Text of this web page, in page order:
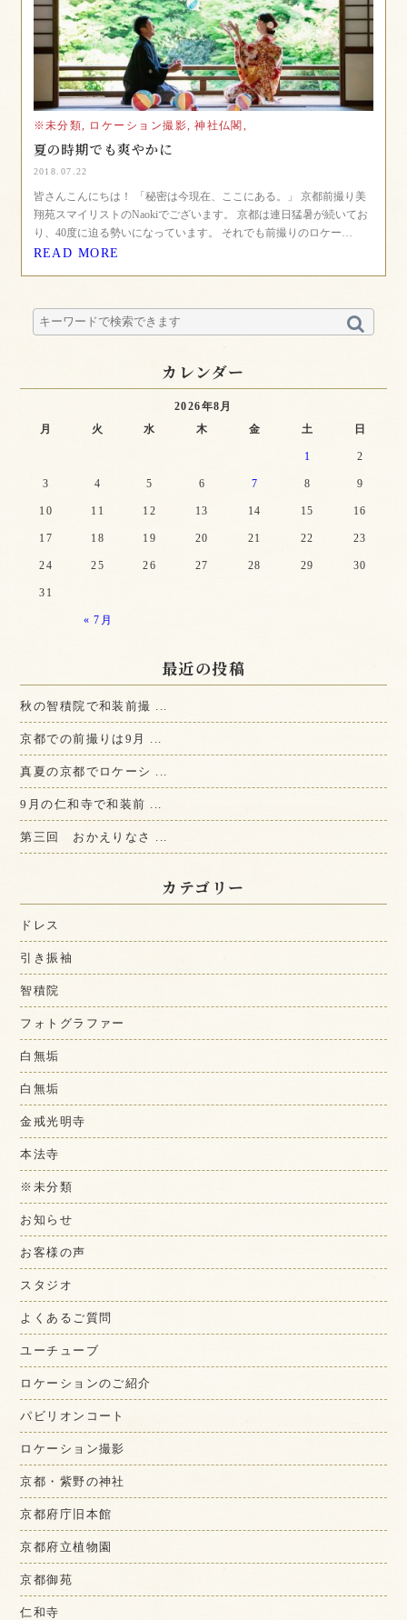
※未分類, ロケーション撮影, 神社仏閣,
夏の時期でも爽やかに
2018.07.22
皆さんこんにちは！ 「秘密は今現在、ここにある。」 京都前撮り美
翔苑スマイリストのNaokiでございます。 京都は連日猛暑が続いてお
り、40度に迫る勢いになっています。 それでも前撮りのロケー…
READ MORE
カレンダー
2026年8月
月
火 水 木 金 土 日
« 7月
1 2
3 4 5 6 7 8 9
10 11 12 13 14 15 16
17 18 19 20 21 22 23
24 25 26 27 28 29 30
31
最近の投稿
秋の智積院で和装前撮 ...
京都での前撮りは9月 ...
真夏の京都でロケーシ ...
9月の仁和寺で和装前 ...
第三回 おかえりなさ ...
カテゴリー
ドレス
引き振袖
智積院
フォトグラファー
白無垢
白無垢
金戒光明寺
本法寺
※未分類
お知らせ
お客様の声
スタジオ
よくあるご質問
ユーチューブ
ロケーションのご紹介
パビリオンコート
ロケーション撮影
京都・紫野の神社
京都府庁旧本館
京都府立植物園
京都御苑
仁和寺